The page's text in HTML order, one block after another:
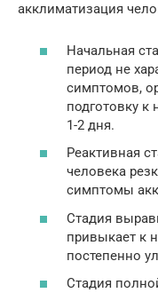
акклиматизация
Начальная
период не
симптомов,
подготовку
1-2 дня.
Реактивная
человека
симптомы
Стадия
привыкает к
постепенно
Стадия